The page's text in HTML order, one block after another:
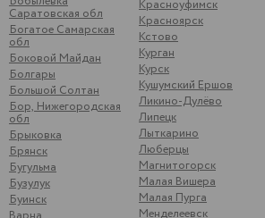
Саратовская обл
Богатое Самарская
обл
Боковой Майдан
Болгары
Большой Солтан
Бор, Нижегородская
обл
Брыковка
Брянск
Бугульма
Бузулук
Буинск
Красноуфимск
Красноярск
Кстово
Курган
Курск
Кушумский Ершов
Ликино-Дулёво
Липецк
Лыткарино
Люберцы
Магнитогорск
Малая Вишера
Малая Пурга
Менделеевск